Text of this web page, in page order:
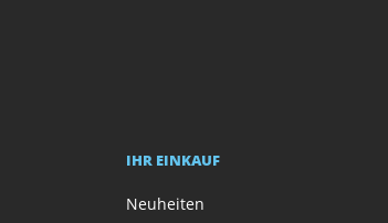
IHR EINKAUF
Neuheiten